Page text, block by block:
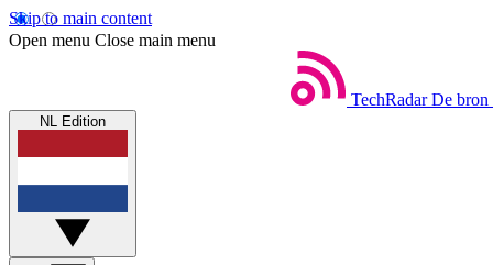
Skip to main content
Open menu Close main menu
TechRadar De bron
NL Edition